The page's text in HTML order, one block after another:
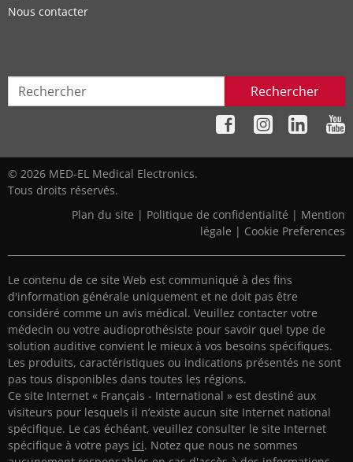
Nous contacter
Rechercher
© 2026 MED-EL Medical Electronics.
Tous droits réservés.
Plan du site | Politique de confidentialité | Mention
légale | Cookie Preferences
Le contenu de ce site Web est communiqué à des fins
d'information générale uniquement et ne doit pas être
considéré comme un avis médical. Veuillez contacter votre
médecin ou votre audioprothésiste pour savoir quel type de
solution auditive convient le mieux à vos besoins spécifiques.
Les produits, caractéristiques ou indications présentés ne sont
pas tous disponibles dans toutes les régions.
Ce site Internet « Français - International » est destiné aux
visiteurs pour lesquels il n’existe aucun site Internet national
spécifique. Le cas échéant, veuillez consulter le site Internet
spécifique à votre pays ici. Notez que nous ne sommes